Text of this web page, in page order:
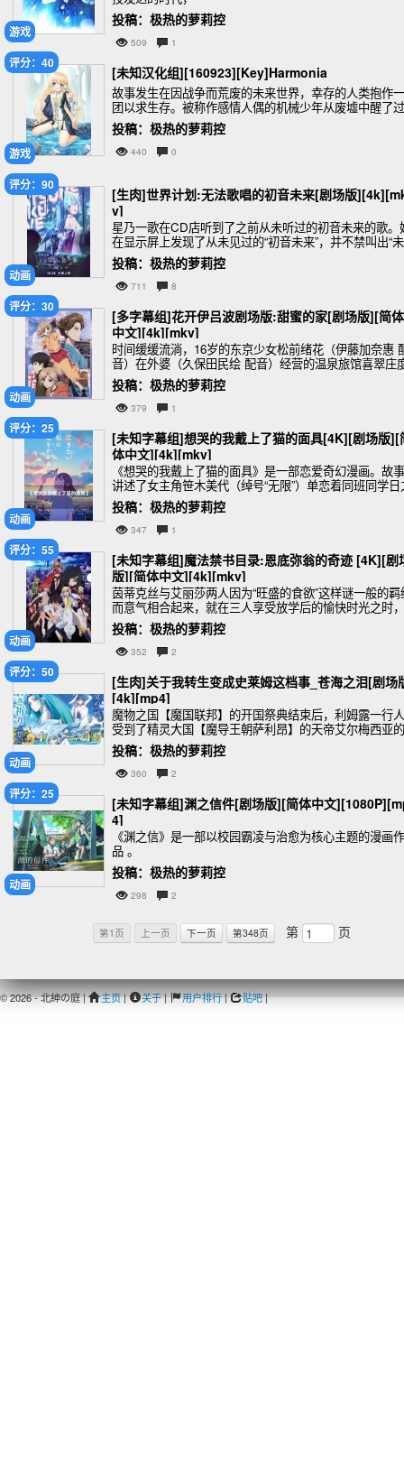
游戏
投稿：极热的萝莉控
509 1
游戏
评分：40
[未知汉化组][160923][Key]Harmonia
故事发生在因战争而荒废的未来世界，幸存的人类抱作一
团以求生存。被称作感情人偶的机械少年从废墟中醒了过
来，由于自己的感情机能并没有正常运作，于是它踏上了
取回感情的旅途。
投稿：极热的萝莉控
440 0
动画
评分：90
[生肉]世界计划:无法歌唱的初音未来[剧场版
v]
星乃一歌在CD店听到了之前从未听过的初音未来的歌。
在显示屏上发现了从未见过的“初音未来”，并不禁叫出“未
来！？”。初音未来被她的叫声吓到了，和一歌四目相对
但接着就消失了。几天后，刚结束完街头演出的
投稿：极热的萝莉控
711 8
动画
评分：30
[多字幕组]花开伊吕波剧场版:甜蜜的家[剧场版][简体
中文][4k][mkv]
时间缓缓流淌，16岁的东京少女松前绪花（伊藤加奈惠
音）在外婆（久保田民绘 配音）经营的温泉旅馆喜翠庄
过了一段快乐而难忘的时光。石川县迎来秋高气爽的时
节，和仓结名（户松遥 配音）被福屋老板娘拜托来
投稿：极热的萝莉控
379 1
动画
评分：25
[未知字幕组]想哭的我戴上了猫的面具[4K][剧场版][
体中文][4k][mkv]
《想哭的我戴上了猫的面具》是一部恋爱奇幻漫画。故事
讲述了女主角笹木美代（绰号“无限”）单恋着同班同学日
出贤人。她通过佩戴在神秘祭典“猫祭”中获得的猫面具，
得了变身为猫的能力。为了能与喜欢猫的日之出
投稿：极热的萝莉控
347 1
动画
评分：55
[未知字幕组]魔法禁书目录:恩底弥翁的奇迹 [4K][剧
版][简体中文][4k][mkv]
茵蒂克丝与艾丽莎两人因为“旺盛的食欲”这样谜一般的羁
而意气相合起来，就在三人享受放学后的愉快时光之时，
带着魔术师的史提尔·马格努斯突然发动了袭击。而本次
击的目标正是艾丽莎。为何身为科学世界的艾丽莎
投稿：极热的萝莉控
352 2
动画
评分：50
[生肉]关于我转生变成史莱姆这档事_苍海之泪[剧场
[4k][mp4]
魔物之国【魔国联邦】的开国祭典结束后，利姆露一行人
受到了精灵大国【魔导王朝萨利昂】的天帝艾尔梅西亚的
邀请，前往她名下的度假岛做客。正当一行人享受着这短
暂的假期时，一位自称尤拉的神秘女子出现了——在这片
投稿：极热的萝莉控
360 2
动画
评分：25
[未知字幕组]渊之信件[剧场版][简体中文
4]
《渊之信》是一部以校园霸凌与治愈为核心主题的漫画作
品 。
投稿：极热的萝莉控
298 2
第1页 上一页 下一页 第348页 第 页
© 2026 - 北紳の庭 | 主页| 关于| 用户排行| 贴吧|